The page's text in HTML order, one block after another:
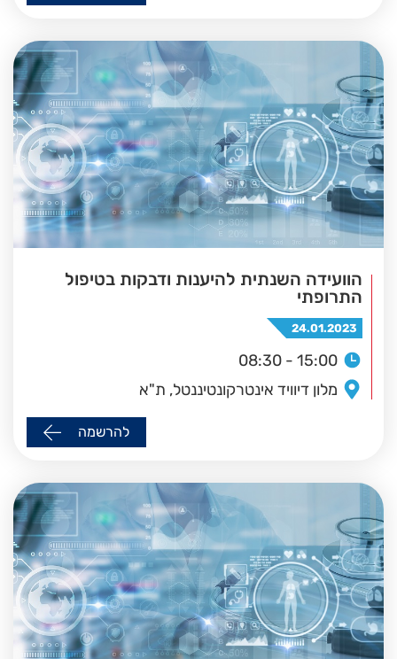
הוועידה השנתית להיענות ודבקות בטיפול
התרופתי
24.01.2023
08:30 - 15:00
מלון דיוויד אינטרקונטיננטל, ת"א
להרשמה